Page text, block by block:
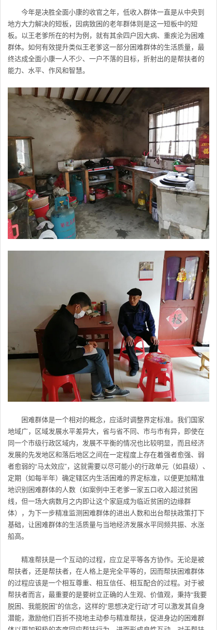
今年是决胜全面小康的收官之年，低收入群体一直是从中央到
地方大力解决的短板，因病致困的老年群体则是这一短板中的短
板。以王老爹所在的村为例，就有其余四户因大病、重疾沦为困难
群体。如何有效提升类似王老爹这一部分困难群体的生活质量，最
终达成全面小康一人不少、一户不落的目标，折射出的是帮扶者的
能力、水平、作风和智慧。
困难群体是一个相对的概念，应适时调整界定标准。我们国家
地域广，区域发展水平差异大，省与省不同、市与市有异，即使在
同一个市级行政区域内，发展不平衡的情况也比较明显，而且经济
发展的先发地区和落后地区之间在一定程度上存在着强者愈强、弱
者愈弱的“马太效应”，这就需要以尽可能小的行政单元（如县级）、
定期（如每半年）确定辖区内生活困难的界定标准，以便更加精准
地识别困难群体的人数（如案例中王老爹一家五口收入超过贫困
线，但一场大病数月之内即让这个家庭成为临近贫困的边缘群
体），为下一步精准监测困难群体的进出人数和出台帮扶政策打下
基础，让困难群体的生活质量与当地经济发展水平同频共振、水涨
船高。
精准帮扶是一个互动的过程，应立足平等各方协作。无论是被
帮扶者，还是帮扶者，在人格上是完全平等的，因而帮扶困难群体
的过程应该是一个相互尊重、相互信任、相互配合的过程。对于被
帮扶者而言，最重要的是要树立正确的人生观、价值观，秉持“我要
脱困、我能脱困”的信念，这样的“思想决定行动”才可以激发其自身
潜能，激励他们百折不挠地主动参与精准帮扶，促进身边的困难群